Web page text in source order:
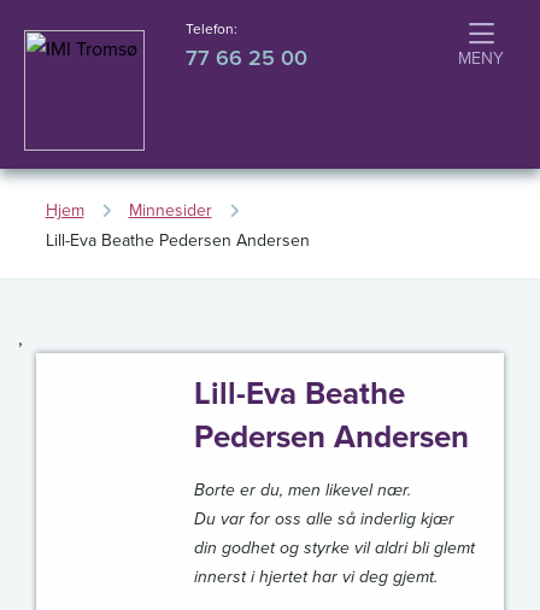
Telefon:
77 66 25 00
Hjem
Minnesider
Lill-Eva Beathe Pedersen Andersen
,
Lill-Eva Beathe
Pedersen Andersen
Borte er du, men likevel nær.
Du var for oss alle så inderlig kjær
din godhet og styrke vil aldri bli glemt
innerst i hjertet har vi deg gjemt.